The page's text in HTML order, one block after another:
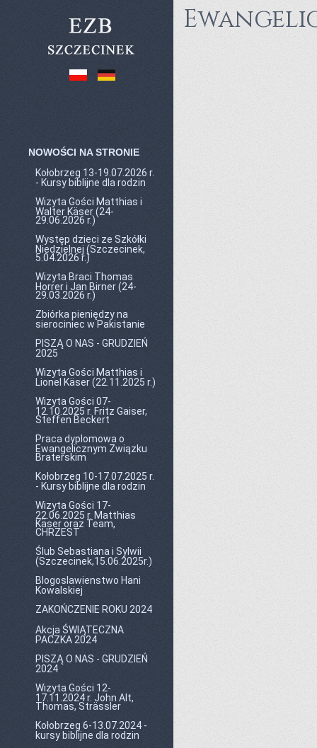
NOWOŚCI NA STRONIE
Kołobrzeg 13-19.07.2026 r.
- Kursy biblijne dla rodzin
Wizyta Gości Matthias i
Walter Käser (24-
29.06.2026 r.)
Występ dzieci ze Szkółki
Niedzielnej (Szczecinek,
5.04.2026 r.)
Wizyta Braci Thomas
Horrer i Jan Birner (24-
29.03.2026 r.)
Zbiórka pieniędzy na
sierociniec w Pakistanie
PISZĄ O NAS - GRUDZIEŃ
2025
Wizyta Gości Matthias i
Lionel Käser (22.11.2025 r.)
Wizyta Gości 07-
12.10.2025 r. Fritz Gaiser,
Steffen Beckert
Praca dyplomowa o
Ewangelicznym Związku
Braterskim
Kołobrzeg 10-17.07.2025 r.
- Kursy biblijne dla rodzin
Wizyta Gości 17-
22.06.2025 r. Matthias
Käser oraz Team,
CHRZEST
Ślub Sebastiana i Sylwii
(Szczecinek,15.06.2025r.)
Blogoslawienstwo Hani
Kowalskiej
ZAKOŃCZENIE ROKU 2024
Akcja ŚWIĄTECZNA
PACZKA 2024
PISZĄ O NAS - GRUDZIEŃ
2024
Wizyta Gości 12-
17.11.2024 r. John Alt,
Thomas, Strässler
Kołobrzeg 6-13.07.2024 -
kursy biblijne dla rodzin